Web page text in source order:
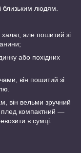
близьким людям.
але пошитий зі
або похідних
він пошитий зі
він вельми зручний
плед компактний —
в сумці.